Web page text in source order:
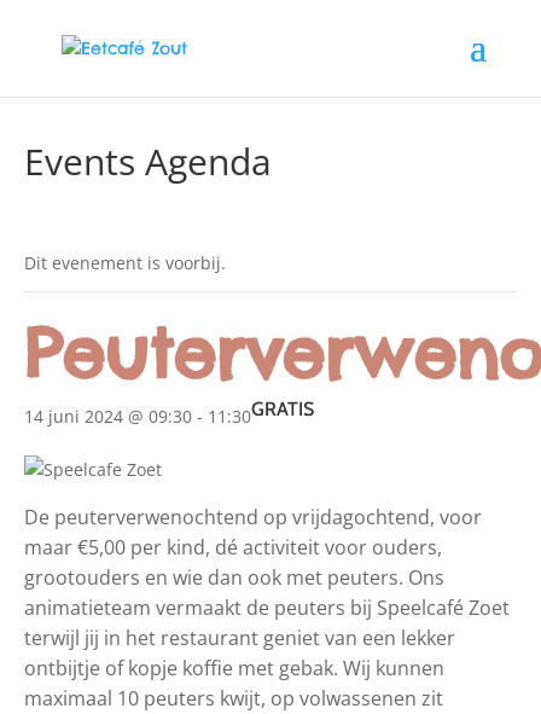
Events Agenda
Dit evenement is voorbij.
14 juni 2024 @ 09:30 - 11:30GRATIS
De peuterverwenochtend op vrijdagochtend, voor
maar €5,00 per kind, dé activiteit voor ouders,
grootouders en wie dan ook met peuters. Ons
animatieteam vermaakt de peuters bij Speelcafé Zoet
terwijl jij in het restaurant geniet van een lekker
ontbijtje of kopje koffie met gebak. Wij kunnen
maximaal 10 peuters kwijt, op volwassenen zit